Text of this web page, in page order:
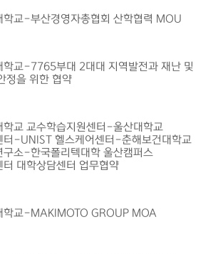
학교-부산경영자총협회 산학협력 MOU
학교-7765부대 2대대 지역발전과 재난 및
정을 위한 협약
학교 교수학습지원센터-울산대학교
터-UNIST 헬스케어센터-춘해보건대학교
구소-한국폴리텍대학 울산캠퍼스
터 대학상담센터 업무협약
학교-MAKIMOTO GROUP MOA